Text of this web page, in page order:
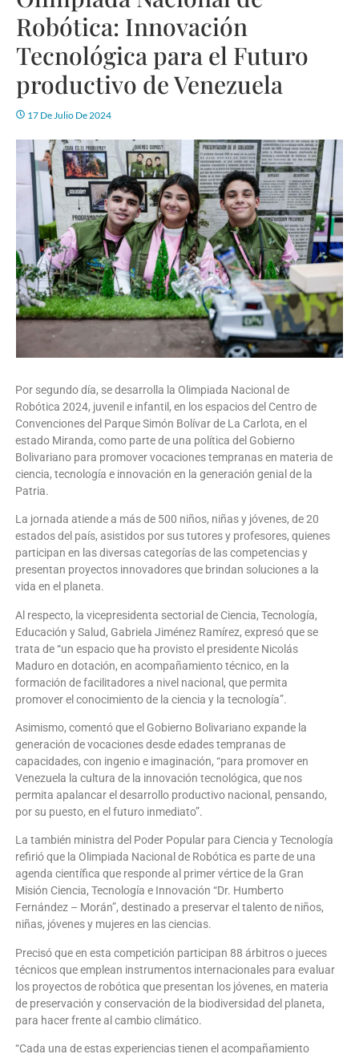
Robótica: Innovación
Tecnológica para el Futuro
productivo de Venezuela
17 De Julio De 2024
Por segundo día, se desarrolla la Olimpiada Nacional de
Robótica 2024, juvenil e infantil, en los espacios del Centro de
Convenciones del Parque Simón Bolívar de La Carlota, en el
estado Miranda, como parte de una política del Gobierno
Bolivariano para promover vocaciones tempranas en materia de
ciencia, tecnología e innovación en la generación genial de la
Patria.
La jornada atiende a más de 500 niños, niñas y jóvenes, de 20
estados del país, asistidos por sus tutores y profesores, quienes
participan en las diversas categorías de las competencias y
presentan proyectos innovadores que brindan soluciones a la
vida en el planeta.
Al respecto, la vicepresidenta sectorial de Ciencia, Tecnología,
Educación y Salud, Gabriela Jiménez Ramírez, expresó que se
trata de “un espacio que ha provisto el presidente Nicolás
Maduro en dotación, en acompañamiento técnico, en la
formación de facilitadores a nivel nacional, que permita
promover el conocimiento de la ciencia y la tecnología”.
Asimismo, comentó que el Gobierno Bolivariano expande la
generación de vocaciones desde edades tempranas de
capacidades, con ingenio e imaginación, “para promover en
Venezuela la cultura de la innovación tecnológica, que nos
permita apalancar el desarrollo productivo nacional, pensando,
por su puesto, en el futuro inmediato”.
La también ministra del Poder Popular para Ciencia y Tecnología
refirió que la Olimpiada Nacional de Robótica es parte de una
agenda científica que responde al primer vértice de la Gran
Misión Ciencia, Tecnología e Innovación “Dr. Humberto
Fernández – Morán”, destinado a preservar el talento de niños,
niñas, jóvenes y mujeres en las ciencias.
Precisó que en esta competición participan 88 árbitros o jueces
técnicos que emplean instrumentos internacionales para evaluar
los proyectos de robótica que presentan los jóvenes, en materia
de preservación y conservación de la biodiversidad del planeta,
para hacer frente al cambio climático.
“Cada una de estas experiencias tienen el acompañamiento